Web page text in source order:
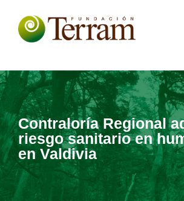
Contraloría Regional
riesgo sanitario en
en Valdivia